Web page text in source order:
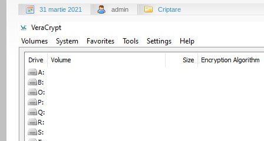
31 martie 2021 admin Criptare